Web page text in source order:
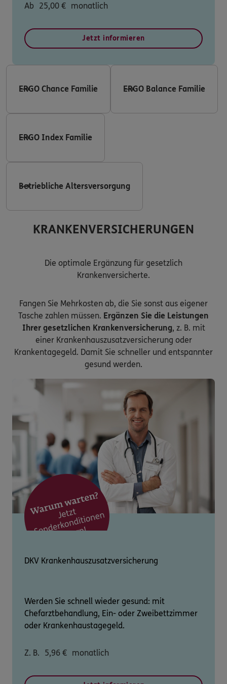
Ab 25,00 € monatlich
Jetzt informieren
ERGO Chance Familie ERGO Balance Familie
ERGO Index Familie
Betriebliche Altersversorgung
KRANKENVERSICHERUNGEN
Die optimale Ergänzung für gesetzlich
Krankenversicherte.
Fangen Sie Mehrkosten ab, die Sie sonst aus eigener
Tasche zahlen müssen. Ergänzen Sie die Leistungen
Ihrer gesetzlichen Krankenversicherung, z. B. mit
einer Krankenhauszusatzversicherung oder
Krankentagegeld. Damit Sie schneller und entspannter
gesund werden.
DKV Krankenhauszusatzversicherung
Werden Sie schnell wieder gesund: mit
Chefarztbehandlung, Ein- oder Zweibettzimmer
oder Krankenhaustagegeld.
Z. B. 5,96 € monatlich